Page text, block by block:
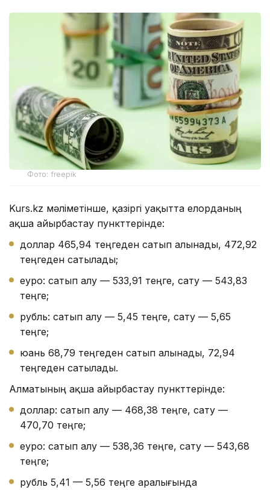
Фото: freepik
Kurs.kz мәліметінше, қазіргі уақытта елорданың
ақша айырбастау пункттерінде:
доллар 465,94 теңгеден сатып алынады, 472,92
теңгеден сатылады;
еуро: сатып алу — 533,91 теңге, сату — 543,83
теңге;
рубль: сатып алу — 5,45 теңге, сату — 5,65
теңге;
юань 68,79 теңгеден сатып алынады, 72,94
теңгеден сатылады.
Алматының ақша айырбастау пункттерінде:
доллар: сатып алу — 468,38 теңге, сату —
470,70 теңге;
еуро: сатып алу — 538,36 теңге, сату — 543,68
теңге;
рубль 5,41 — 5,56 теңге аралығында